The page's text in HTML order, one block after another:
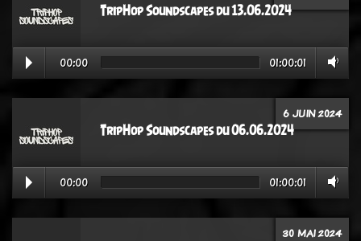
TripHop Soundscapes du 13.06.2024
00:00 01:00:01
6 JUIN 2024
TripHop Soundscapes du 06.06.2024
00:00 01:00:01
30 MAI 2024